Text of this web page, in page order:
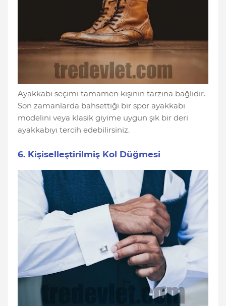
Ayakkabı seçimi tamamen kişinin tarzına bağlıdır.
Son zamanlarda bahsettiği bir spor ayakkabı
modelini veya klasik giyime uygun şık bir deri
ayakkabıyı tercih edebilirsiniz.
6. Kişiselleştirilmiş Kol Düğmesi